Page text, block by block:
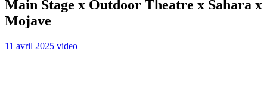
Main Stage x Outdoor Theatre x Sahara x
Mojave
11 avril 2025 video